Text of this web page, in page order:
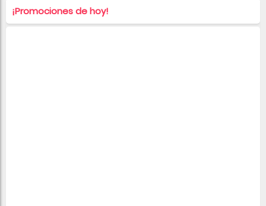
¡Promociones de hoy!